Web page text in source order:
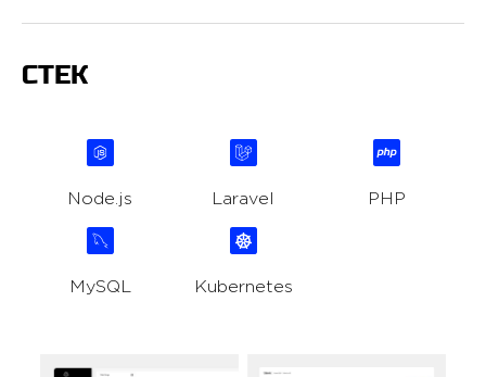
СТЕК
Node.js Laravel PHP
MySQL Kubernetes